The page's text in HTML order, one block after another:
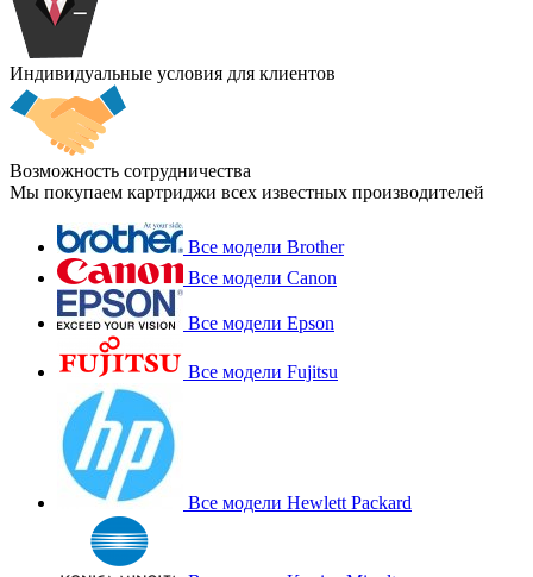
Индивидуальные условия для клиентов
Возможность сотрудничества
Мы покупаем картриджи всех известных производителей
Все модели Brother
Все модели Canon
Все модели Epson
Все модели Fujitsu
Все модели Hewlett Packard